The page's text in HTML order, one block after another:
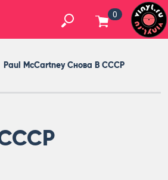
0
Paul McCartney Снова В СССР